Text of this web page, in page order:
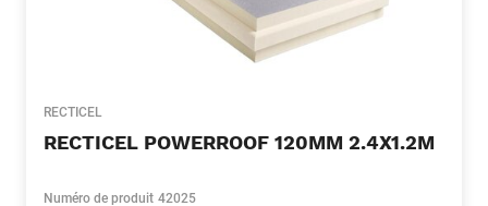
RECTICEL
RECTICEL POWERROOF 120MM 2.4X1.2M
Numéro de produit 42025